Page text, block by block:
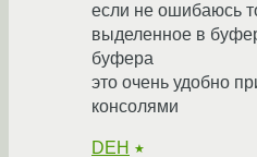
если не ошибаюсь
выделенное в
буфера
это очень удобно
консолями
DEH ★